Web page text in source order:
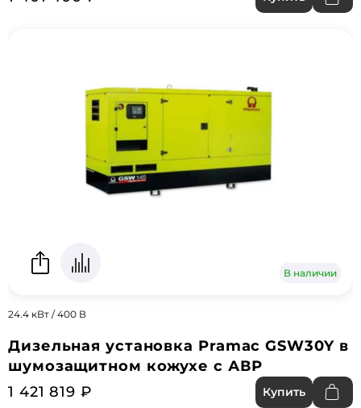
В наличии
24.4 кВт / 400 В
Дизельная установка Pramac GSW30Y в
шумозащитном кожухе с АВР
1 421 819 ₽
Купить